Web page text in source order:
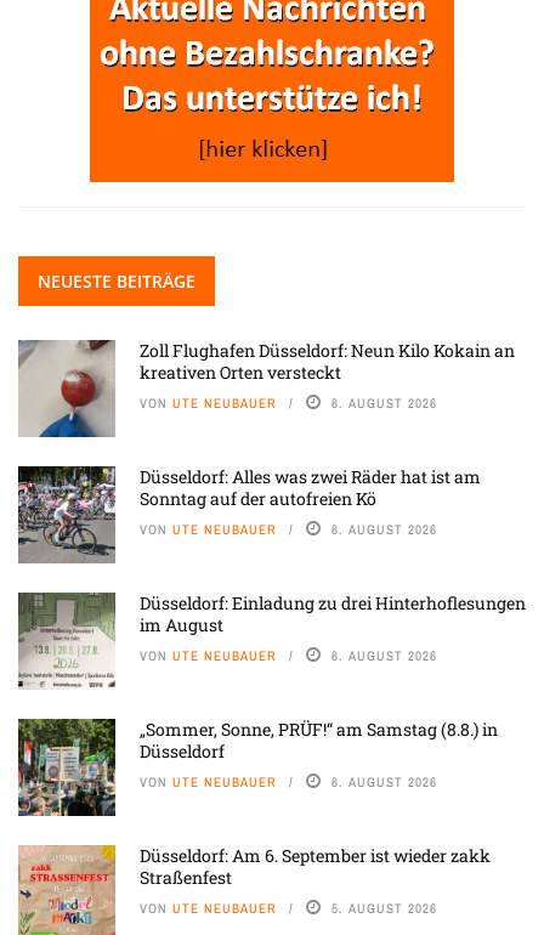
NEUESTE BEITRÄGE
Zoll Flughafen Düsseldorf: Neun Kilo Kokain an
kreativen Orten versteckt
VON UTE NEUBAUER 6. AUGUST 2026
Düsseldorf: Alles was zwei Räder hat ist am
Sonntag auf der autofreien Kö
VON UTE NEUBAUER 6. AUGUST 2026
Düsseldorf: Einladung zu drei Hinterhoflesungen
im August
VON UTE NEUBAUER 6. AUGUST 2026
„Sommer, Sonne, PRÜF!“ am Samstag (8.8.) in
Düsseldorf
VON UTE NEUBAUER 6. AUGUST 2026
Düsseldorf: Am 6. September ist wieder zakk
Straßenfest
VON UTE NEUBAUER 5. AUGUST 2026